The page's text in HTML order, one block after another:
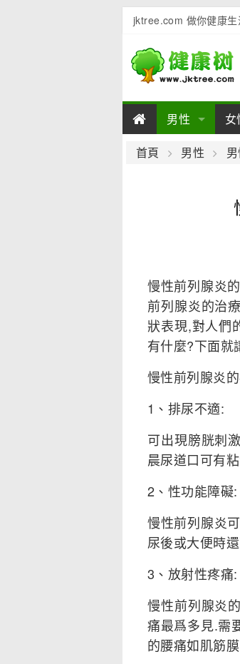
jktree.com 做你健康生
男性
男性陽痿
女
首頁 男性
慢性前列腺炎
前列腺炎的治
狀表現,對人們
有什麼?下面就
慢性前列腺炎
1、排尿不適:
可出現膀胱刺
晨尿道口可有
2、性功能障礙:
慢性前列腺炎
尿後或大便時
3、放射性疼痛:
慢性前列腺炎
痛最爲多見.需
的腰痛如肌筋